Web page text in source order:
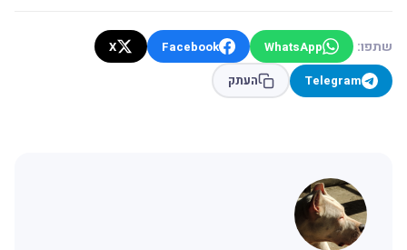
שתפו: WhatsApp
Facebook
X
Telegram
העתק